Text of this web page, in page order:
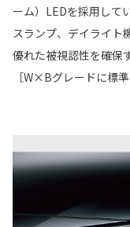
ーム）LEDを採用して
スランプ、デイライト
優れた被視認性を確保
［W×Bグレードに標準